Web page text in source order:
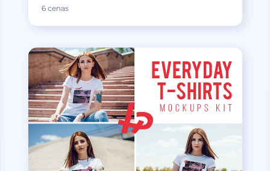
6 cenas